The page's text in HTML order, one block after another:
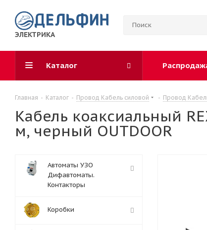
ЭЛЕКТРИКА
Каталог
Главная - Каталог - Провод Кабель силовой - Провод
Кабель коаксиальный
м, черный OUTDOOR
Автоматы УЗО
Дифавтоматы.
Контакторы
Коробки